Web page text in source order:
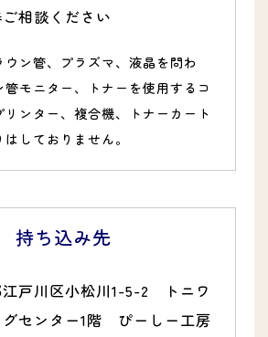
相談ください
ン管、プラズマ、液晶を問わ
モニター、トナーを使用するコ
リンター、複合機、トナーカート
しておりません。
持ち込み先
戸川区小松川1-5-2 トニワ
グセンター1階 ぴーしー工房